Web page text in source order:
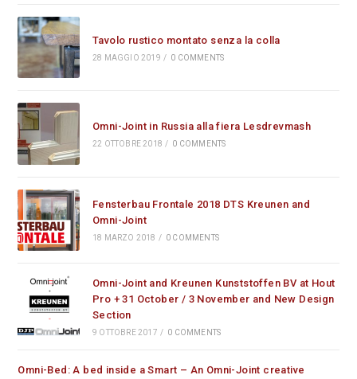
Tavolo rustico montato senza la colla
28 MAGGIO 2019 / 0 COMMENTS
Omni-Joint in Russia alla fiera Lesdrevmash
22 OTTOBRE 2018 / 0 COMMENTS
Fensterbau Frontale 2018 DTS Kreunen and
Omni-Joint
18 MARZO 2018 / 0 COMMENTS
Omni-Joint and Kreunen Kunststoffen BV at Hout
Pro + 31 October / 3 November and New Design
Section
9 OTTOBRE 2017 / 0 COMMENTS
Omni-Bed: A bed inside a Smart – An Omni-Joint creative